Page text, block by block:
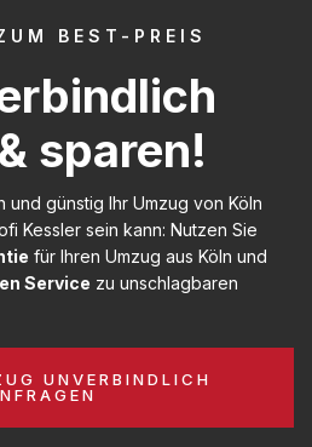
BEST-PREIS
sparen!
günstig Ihr Umzug von Köln
Kessler sein kann: Nutzen Sie
für Ihren Umzug aus Köln und
Service zu unschlagbaren
UNVERBINDLICH